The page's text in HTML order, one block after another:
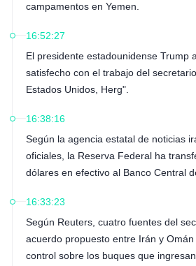
campamentos en Yemen.
16:52:27
El presidente estadounidense Trump
satisfecho con el trabajo del
Estados Unidos, Herg".
16:38:16
Según la agencia estatal de noticias
oficiales, la Reserva Federal ha
dólares en efectivo al Banco Central
16:33:23
Según Reuters, cuatro fuentes del
acuerdo propuesto entre Irán y
control sobre los buques que